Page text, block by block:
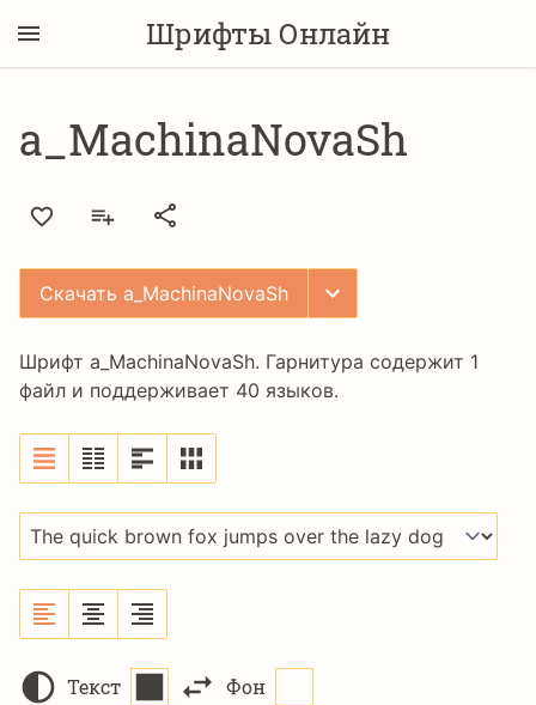
Шрифты Онлайн
a_MachinaNovaSh
Скачать a_MachinaNovaSh
Шрифт a_MachinaNovaSh. Гарнитура содержит 1
файл и поддерживает 40 языков.
Текст Фон